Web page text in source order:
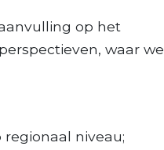
op het
waar we
niveau;